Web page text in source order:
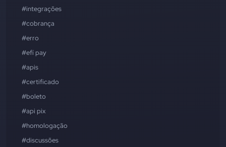
#integrações
#cobrança
#erro
#efí pay
#apis
#certificado
#boleto
#api pix
#homologação
#discussões